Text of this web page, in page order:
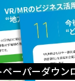
ーパーダウン